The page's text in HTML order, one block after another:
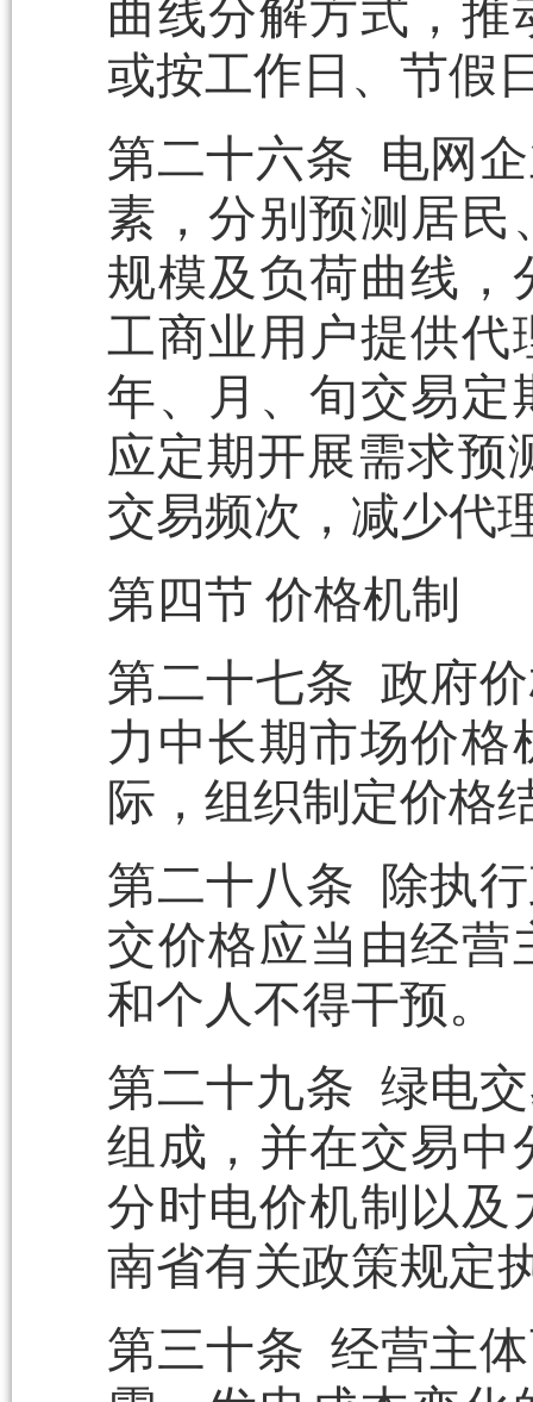
曲线分解方式，
或按工作日、节假
第二十六条 电网
素，分别预测居民
规模及负荷曲线，
工商业用户提供代
年、月、旬交易定
应定期开展需求预
交易频次，减少代
第四节 价格机制
第二十七条 政府
力中长期市场价
际，组织制定价格
第二十八条 除执
交价格应当由经营
和个人不得干预。
第二十九条 绿电
组成，并在交易中
分时电价机制以及
南省有关政策规定
第三十条 经营主